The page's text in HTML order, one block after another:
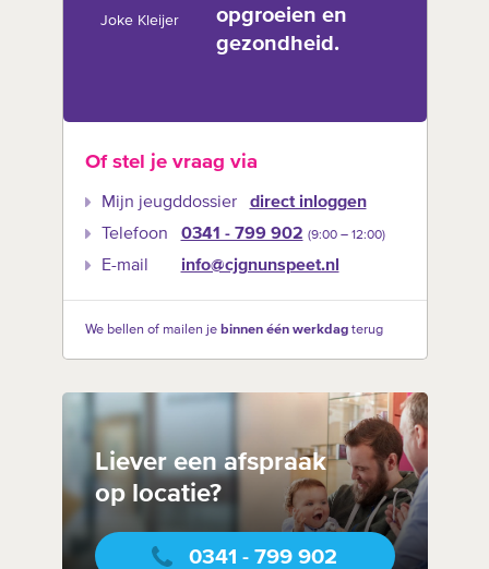
Joke Kleijer
opgroeien en
gezondheid.
Of stel je vraag via
Mijn jeugddossier
direct inloggen
Telefoon
0341 - 799 902 (9:00 –‍ 12:00)
E-mail info@cjgnunspeet.nl
We bellen of mailen je binnen één werkdagterug
Liever een afspraak
op locatie?
0341 - 799 902